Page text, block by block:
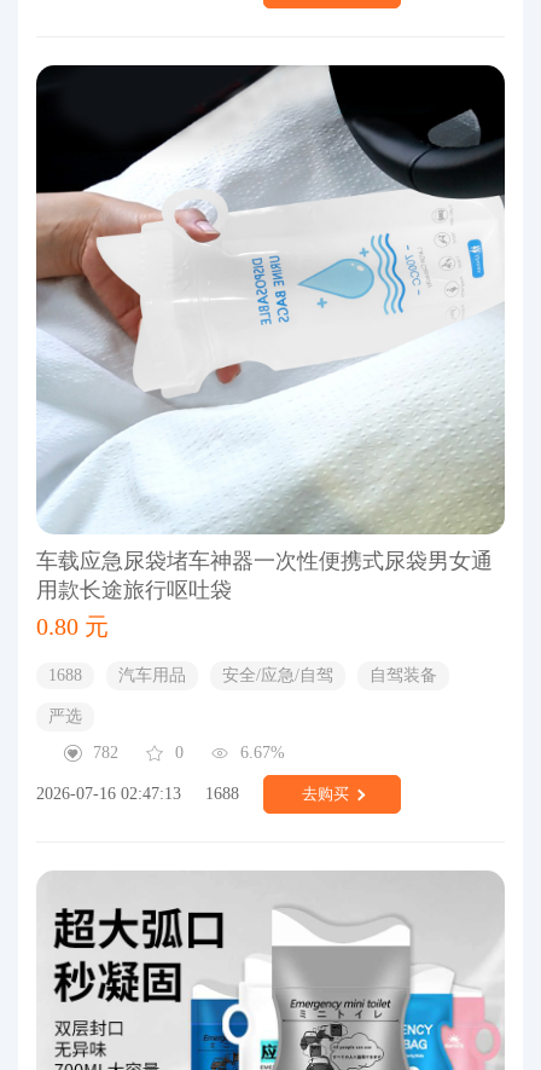
车载应急尿袋堵车神器一次性便携式尿袋男女通
用款长途旅行呕吐袋
0.80 元
1688 汽车用品 安全/应急/自驾 自驾装备
严选
782
0 6.67%
2026-07-16 02:47:13 1688 去购买